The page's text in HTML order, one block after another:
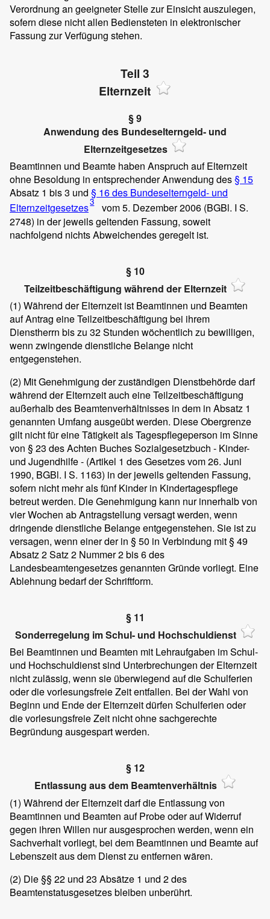
Verordnung an geeigneter Stelle zur Einsicht auszulegen,
sofern diese nicht allen Bediensteten in elektronischer
Fassung zur Verfügung stehen.
Teil 3
Elternzeit
§ 9
Anwendung des Bundeselterngeld- und
Elternzeitgesetzes
Beamtinnen und Beamte haben Anspruch auf Elternzeit
ohne Besoldung in entsprechender Anwendung des§ 15
Absatz 1 bis 3 und § 16 des Bundeselterngeld- und
Elternzeitgesetzes3
vom 5. Dezember 2006 (BGBl. I S.
2748) in der jeweils geltenden Fassung, soweit
nachfolgend nichts Abweichendes geregelt ist.
§ 10
Teilzeitbeschäftigung während der Elternzeit
(1) Während der Elternzeit ist Beamtinnen und Beamten
auf Antrag eine Teilzeitbeschäftigung bei ihrem
Dienstherrn bis zu 32 Stunden wöchentlich zu bewilligen,
wenn zwingende dienstliche Belange nicht
entgegenstehen.
(2) Mit Genehmigung der zuständigen Dienstbehörde darf
während der Elternzeit auch eine Teilzeitbeschäftigung
außerhalb des Beamtenverhältnisses in dem in Absatz 1
genannten Umfang ausgeübt werden. Diese Obergrenze
gilt nicht für eine Tätigkeit als Tagespflegeperson im Sinne
von § 23 des Achten Buches Sozialgesetzbuch - Kinder-
und Jugendhilfe - (Artikel 1 des Gesetzes vom 26. Juni
1990, BGBl. I S. 1163) in der jeweils geltenden Fassung,
sofern nicht mehr als fünf Kinder in Kindertagespflege
betreut werden. Die Genehmigung kann nur innerhalb von
vier Wochen ab Antragstellung versagt werden, wenn
dringende dienstliche Belange entgegenstehen. Sie ist zu
versagen, wenn einer der in § 50 in Verbindung mit § 49
Absatz 2 Satz 2 Nummer 2 bis 6 des
Landesbeamtengesetzes genannten Gründe vorliegt. Eine
Ablehnung bedarf der Schriftform.
§ 11
Sonderregelung im Schul- und Hochschuldienst
Bei Beamtinnen und Beamten mit Lehraufgaben im Schul-
und Hochschuldienst sind Unterbrechungen der Elternzeit
nicht zulässig, wenn sie überwiegend auf die Schulferien
oder die vorlesungsfreie Zeit entfallen. Bei der Wahl von
Beginn und Ende der Elternzeit dürfen Schulferien oder
die vorlesungsfreie Zeit nicht ohne sachgerechte
Begründung ausgespart werden.
§ 12
Entlassung aus dem Beamtenverhältnis
(1) Während der Elternzeit darf die Entlassung von
Beamtinnen und Beamten auf Probe oder auf Widerruf
gegen ihren Willen nur ausgesprochen werden, wenn ein
Sachverhalt vorliegt, bei dem Beamtinnen und Beamte auf
Lebenszeit aus dem Dienst zu entfernen wären.
(2) Die §§ 22 und 23 Absätze 1 und 2 des
Beamtenstatusgesetzes bleiben unberührt.